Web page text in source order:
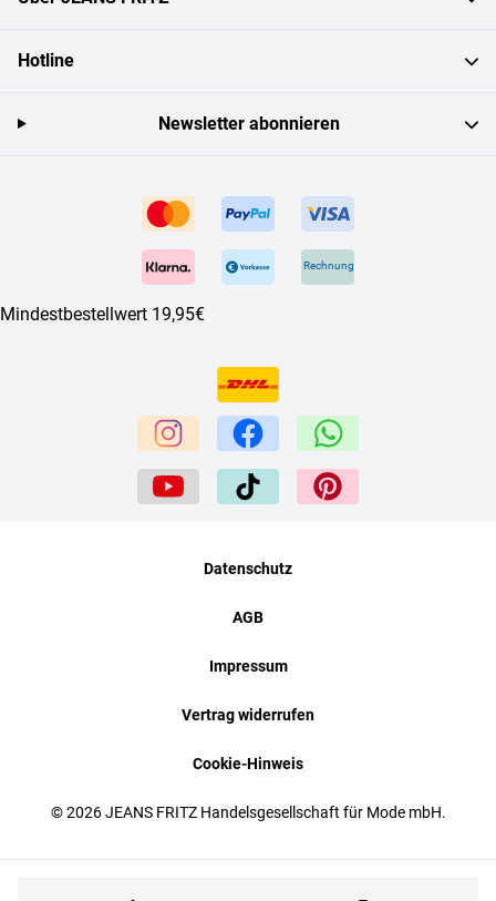
Hotline
Rechnung
Mindestbestellwert 19,95€
Newsletter abonnieren
© 2026 JEANS FRITZ Handelsgesellschaft für Mode mbH.
Datenschutz
AGB
Impressum
Vertrag widerrufen
Cookie-Hinweis